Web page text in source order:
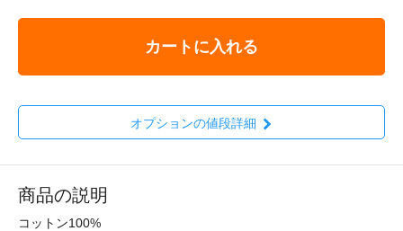
カートに入れる
オプションの値段詳細
商品の説明
コットン100%